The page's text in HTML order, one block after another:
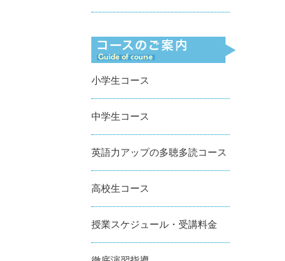
小学生コース
中学生コース
英語力アップの多聴多読コース
高校生コース
授業スケジュール・受講料金